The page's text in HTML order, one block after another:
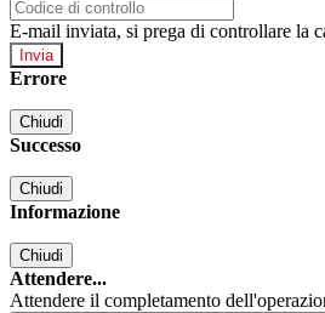
E-mail inviata, si prega di controllare la
Errore
Chiudi
Successo
Chiudi
Informazione
Chiudi
Attendere...
Attendere il completamento